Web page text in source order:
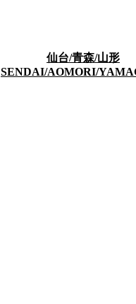
仙台/青森/山形
SENDAI/AOMORI/